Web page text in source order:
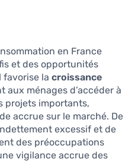
en France
et des opportunités
favorise la croissance
aux ménages d’accéder à
projets importants,
accrue sur le marché. De
excessif et de
des préoccupations
vigilance accrue des